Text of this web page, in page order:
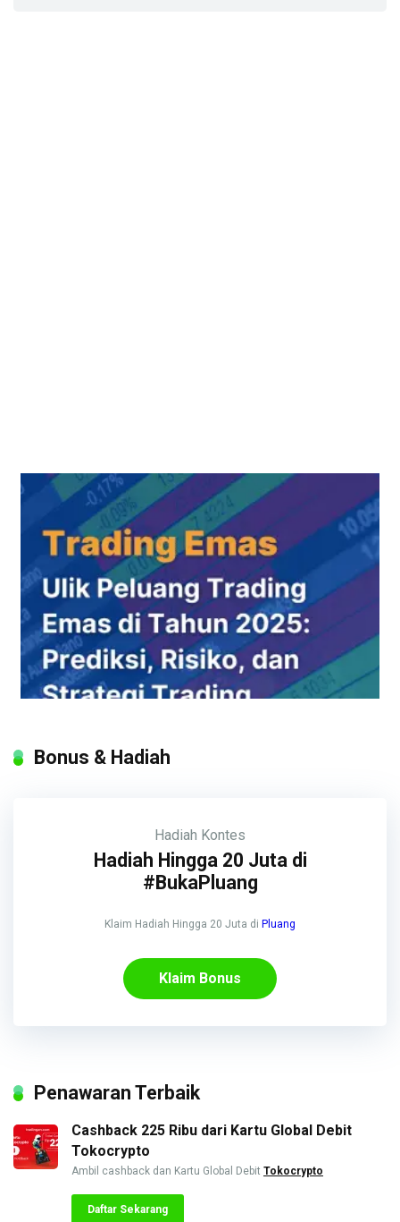
Bonus & Hadiah
Hadiah Kontes
Hadiah Hingga 20 Juta di
#BukaPluang
Klaim Hadiah Hingga 20 Juta di Pluang
Klaim Bonus
Penawaran Terbaik
Cashback 225 Ribu dari Kartu Global Debit
Tokocrypto
Ambil cashback dan Kartu Global Debit Tokocrypto
Daftar Sekarang